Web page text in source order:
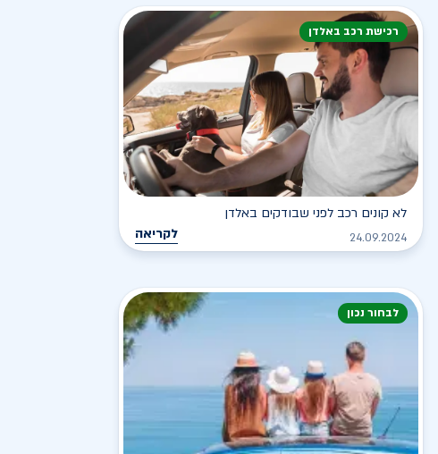
רכישת רכב באלדן
לא קונים רכב לפני שבודקים באלדן
24.09.2024 לקריאה
לבחור נכון